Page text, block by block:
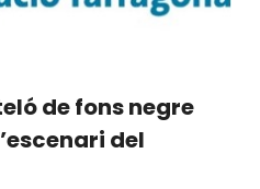
de fons negre
del